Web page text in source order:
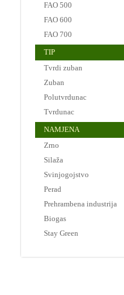
FAO 500
FAO 600
FAO 700
TIP
Tvrdi zuban
Zuban
Polutvrdunac
Tvrdunac
NAMJENA
Zrno
Silaža
Svinjogojstvo
Perad
Prehrambena industrija
Biogas
Stay Green